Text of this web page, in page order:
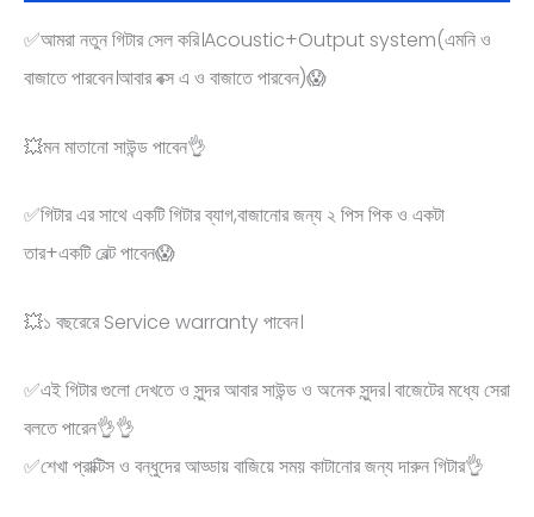
✅আমরা নতুন গিটার সেল করি।Acoustic+Output system(এমনি ও
বাজাতে পারবেন।আবার বক্স এ ও বাজাতে পারবেন)😱
💥মন মাতানো সাউন্ড পাবেন👌
✅গিটার এর সাথে একটি গিটার ব্যাগ,বাজানোর জন্য ২ পিস পিক ও একটা
তার+একটি বেল্ট পাবেন😱
💥১ বছরেরে Service warranty পাবেন।
✅এই গিটার গুলো দেখতে ও সুন্দর আবার সাউন্ড ও অনেক সুন্দর। বাজেটের মধ্যে সেরা
বলতে পারেন👌👌
✅শেখা প্রাক্টিস ও বন্ধুদের আড্ডায় বাজিয়ে সময় কাটানোর জন্য দারুন গিটার👌